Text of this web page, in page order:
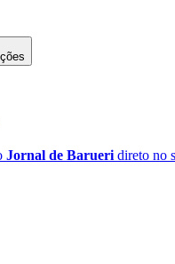
Jornal de Barueri direto no